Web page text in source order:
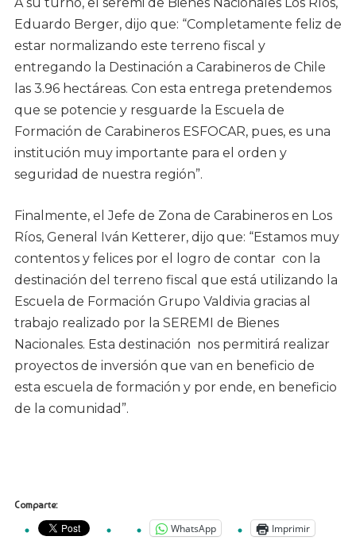
Eduardo Berger, dijo que: “Completamente feliz de
estar normalizando este terreno fiscal y
entregando la Destinación a Carabineros de Chile
las 3.96 hectáreas. Con esta entrega pretendemos
que se potencie y resguarde la Escuela de
Formación de Carabineros ESFOCAR, pues, es una
institución muy importante para el orden y
seguridad de nuestra región”.
Finalmente, el Jefe de Zona de Carabineros en Los
Ríos, General Iván Ketterer, dijo que: “Estamos muy
contentos y felices por el logro de contar con la
destinación del terreno fiscal que está utilizando la
Escuela de Formación Grupo Valdivia gracias al
trabajo realizado por la SEREMI de Bienes
Nacionales. Esta destinación nos permitirá realizar
proyectos de inversión que van en beneficio de
esta escuela de formación y por ende, en beneficio
de la comunidad”.
Comparte:
WhatsApp Imprimir